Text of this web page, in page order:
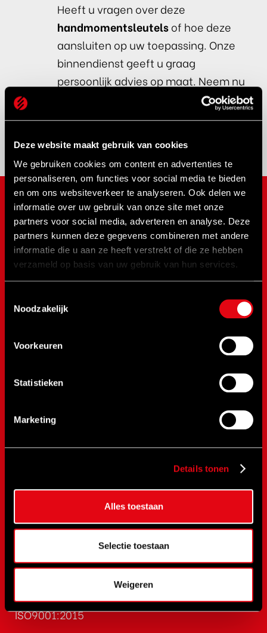
Deze website maakt gebruik van cookies
We gebruiken cookies om content en advertenties te
personaliseren, om functies voor social media te bieden
en om ons websiteverkeer te analyseren. Ook delen we
informatie over uw gebruik van onze site met onze
partners voor social media, adverteren en analyse. Deze
partners kunnen deze gegevens combineren met andere
informatie die u aan ze heeft verstrekt of die ze hebben
verzameld op basis van uw gebruik van hun services.
Noodzakelijk
Voorkeuren
Statistieken
Marketing
Details tonen
Alles toestaan
Selectie toestaan
Weigeren
Heeft u vragen over deze
handmomentsleutelsof hoe deze
aansluiten op uw toepassing. Onze
binnendienst geeft u graag
persoonlijk advies op maat. Neem nu
op en wij helpen u graag
verder!
MERKEN
NOVUS
SPX Bolting
SPX Power Team
RenQuip
BETEX
CLIMAX
CEJN
Rehobot
Hydraulics
Vacatures
ISO9001:2015